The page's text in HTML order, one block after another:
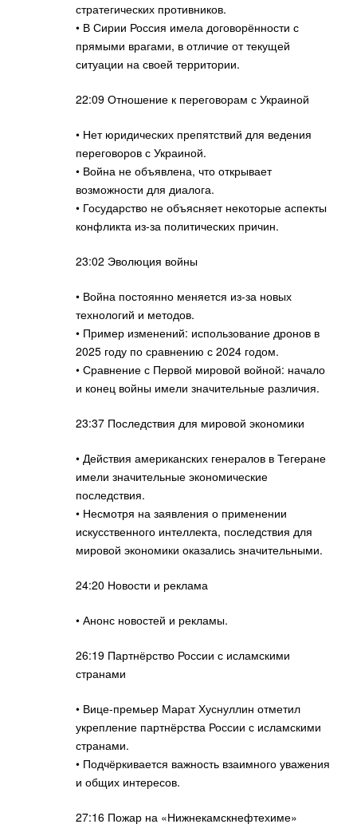
стратегических противников.
• В Сирии Россия имела договорённости с
прямыми врагами, в отличие от текущей
ситуации на своей территории.
22:09 Отношение к переговорам с Украиной
• Нет юридических препятствий для ведения
переговоров с Украиной.
• Война не объявлена, что открывает
возможности для диалога.
• Государство не объясняет некоторые аспекты
конфликта из-за политических причин.
23:02 Эволюция войны
• Война постоянно меняется из-за новых
технологий и методов.
• Пример изменений: использование дронов в
2025 году по сравнению с 2024 годом.
• Сравнение с Первой мировой войной: начало
и конец войны имели значительные различия.
23:37 Последствия для мировой экономики
• Действия американских генералов в Тегеране
имели значительные экономические
последствия.
• Несмотря на заявления о применении
искусственного интеллекта, последствия для
мировой экономики оказались значительными.
24:20 Новости и реклама
• Анонс новостей и рекламы.
26:19 Партнёрство России с исламскими
странами
• Вице-премьер Марат Хуснуллин отметил
укрепление партнёрства России с исламскими
странами.
• Подчёркивается важность взаимного уважения
и общих интересов.
27:16 Пожар на «Нижнекамскнефтехиме»